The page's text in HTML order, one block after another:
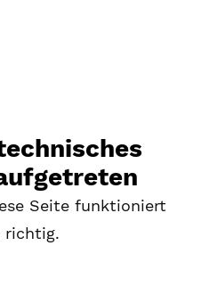
Seite funktioniert
richtig.